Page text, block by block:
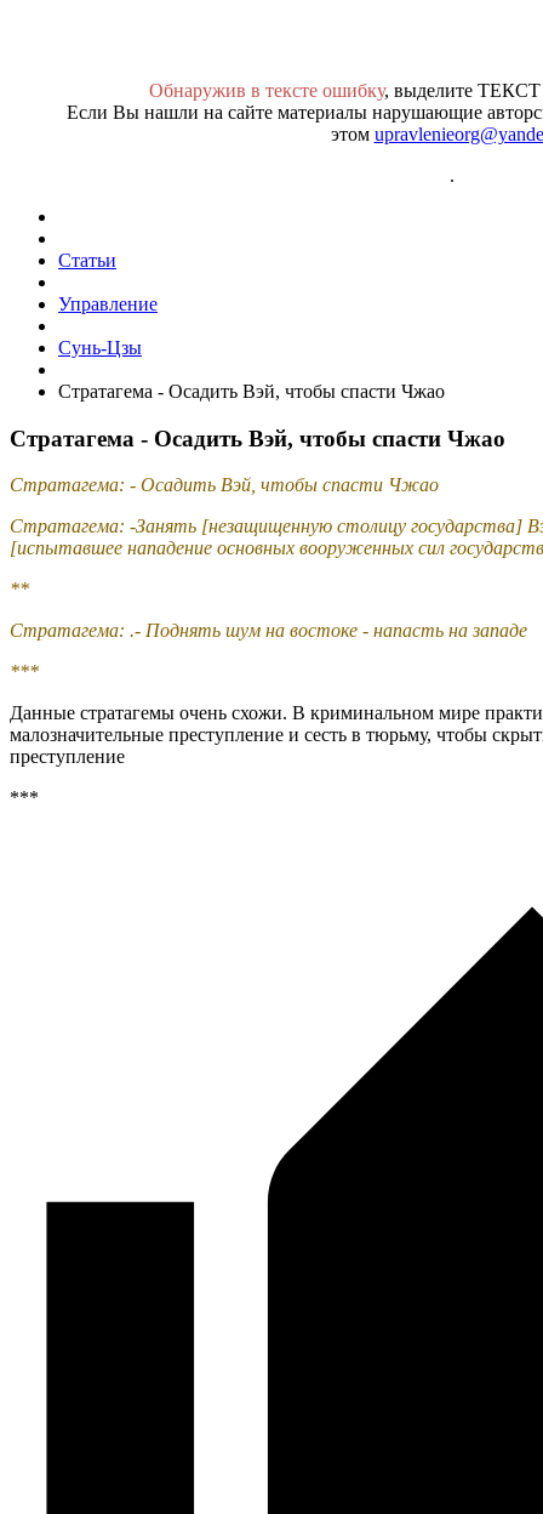
Обнаружив в тексте ошибку, выделите
Если Вы нашли на сайте материалы нарушающие
этом
.
Статьи
Управление
Сунь-Цзы
Стратагема - Осадить Вэй, чтобы спасти Чжао
Стратагема - Осадить Вэй, чтобы спасти Чжао
Стратагема: - Осадить Вэй, чтобы спасти Чжао
Стратагема: -Занять [незащищенную столицу государства]
[испытавшее нападение основных вооруженных сил
**
Стратагема: .- Поднять шум на востоке - напасть на западе
***
Данные стратагемы очень схожи. В криминальном мире
малозначительные преступление и сесть в тюрьму, чтобы
преступление
***